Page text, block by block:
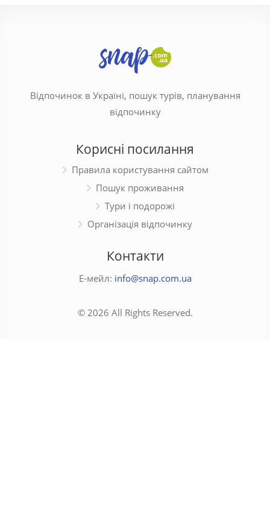
Відпочинок в Україні, пошук турів, планування
відпочинку
Корисні посилання
Правила користування сайтом
Пошук проживання
Тури і подорожі
Організація відпочинку
Контакти
Е-мейл: info@snap.com.ua
© 2026 All Rights Reserved.